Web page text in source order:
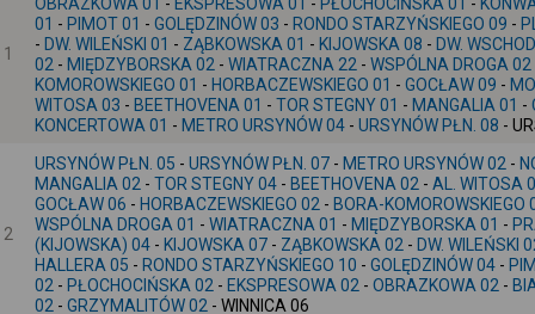
1
01 - PIMOT 01 - GOLĘDZINÓW 03 - RONDO STARZYŃSKIEGO 09 -
- DW. WILEŃSKI 01 - ZĄBKOWSKA 01 - KIJOWSKA 08 - DW.
02 - MIĘDZYBORSKA 02 - WIATRACZNA 22 - WSPÓLNA DROGA 02
KOMOROWSKIEGO 01 - HORBACZEWSKIEGO 01 - GOCŁAW 09 -
WITOSA 03 - BEETHOVENA 01 - TOR STEGNY 01 - MANGALIA 01 -
KONCERTOWA 01 - METRO URSYNÓW 04 - URSYNÓW PŁN. 08 -
2
URSYNÓW PŁN. 05 - URSYNÓW PŁN. 07 - METRO URSYNÓW 02 -
MANGALIA 02 - TOR STEGNY 04 - BEETHOVENA 02 - AL. WITOSA
GOCŁAW 06 - HORBACZEWSKIEGO 02 - BORA-KOMOROWSKIEGO
WSPÓLNA DROGA 01 - WIATRACZNA 01 - MIĘDZYBORSKA 01 -
(KIJOWSKA) 04 - KIJOWSKA 07 - ZĄBKOWSKA 02 - DW. WILEŃSKI
HALLERA 05 - RONDO STARZYŃSKIEGO 10 - GOLĘDZINÓW 04 -
02 - PŁOCHOCIŃSKA 02 - EKSPRESOWA 02 - OBRAZKOWA 02 -
02 - GRZYMALITÓW 02 - WINNICA 06